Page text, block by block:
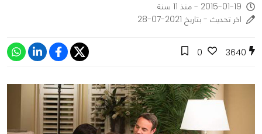
2015-01-19 - منذ 11 سنة
اخر تحديث - بتاريخ 2021-07-28
3640
0